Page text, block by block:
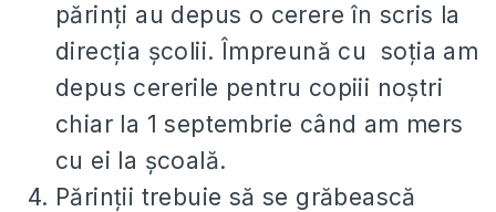
părinţi au depus o cerere în scris la
direcţia şcolii. Împreună cu soţia am
depus cererile pentru copiii noştri
chiar la 1 septembrie când am mers
cu ei la şcoală.
Părinţii trebuie să se grăbească